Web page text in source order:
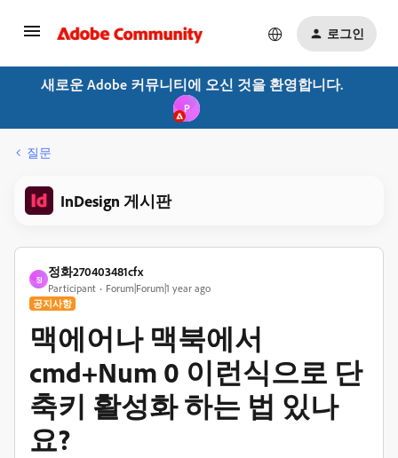
로그인
새로운 Adobe 커뮤니티에 오신 것을 환영합니다.
P
질문
InDesign 게시판
정
정화270403481cfx
Participant Forum|Forum|1 year ago
공지사항
맥에어나 맥북에서
cmd+Num 0 이런식으로 단
축키 활성화 하는 법 있나
요?